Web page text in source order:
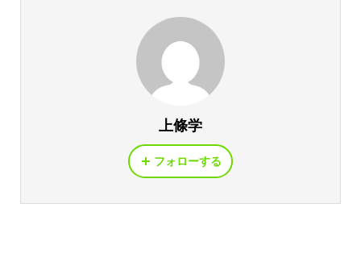
上條学
フォローする